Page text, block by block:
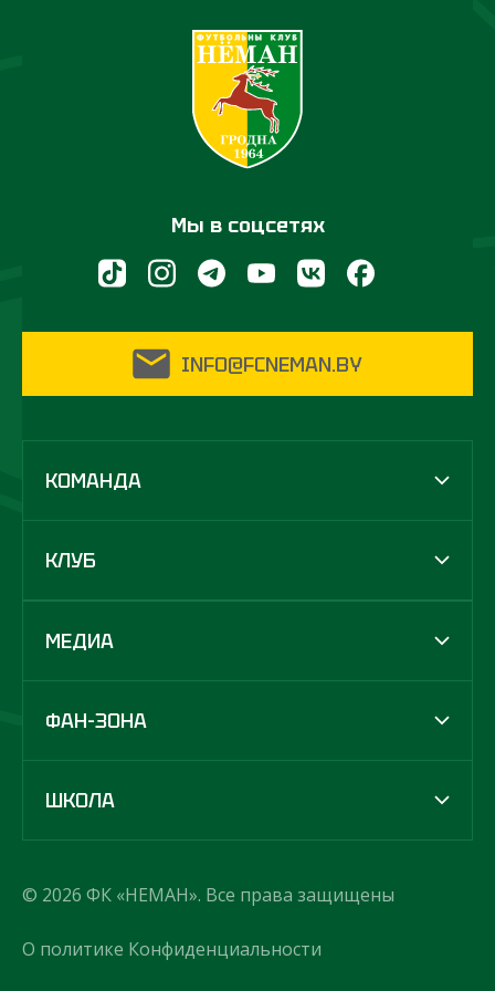
Мы в соцсетях
INFO@FCNEMAN.BY
КОМАНДА
КЛУБ
МЕДИА
ФАН-ЗОНА
ШКОЛА
© 2026 ФК «НЕМАН». Все права защищены
О политике Конфиденциальности